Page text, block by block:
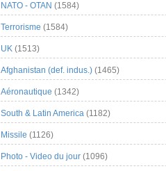
NATO - OTAN (1584)
Terrorisme (1584)
UK (1513)
Afghanistan (def. indus.) (1465)
Aéronautique (1342)
South & Latin America (1182)
Missile (1126)
Photo - Video du jour (1096)